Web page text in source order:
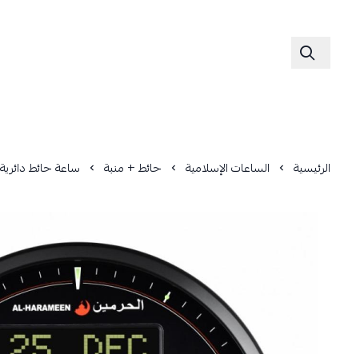
الرئيسية الساعات الإسلامية حائط + منبة ساعة حائط دائرية